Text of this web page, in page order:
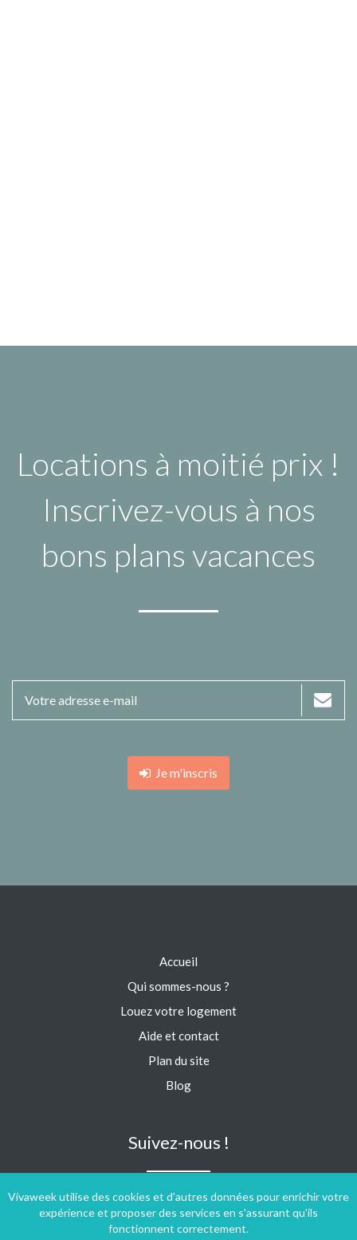
Locations à moitié prix !
Inscrivez-vous à nos
bons plans vacances
Je m'inscris
Vivaweek utilise des cookies et d'autres données pour enrichir votre
expérience et proposer des services en s'assurant qu'ils
fonctionnent correctement.
Accueil
Qui sommes-nous ?
Louez votre logement
Aide et contact
Plan du site
Blog
Suivez-nous !